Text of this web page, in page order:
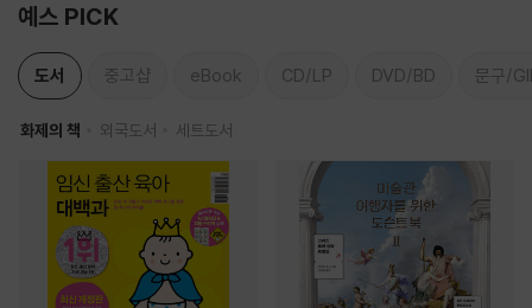
예스 PICK
도서 중고샵 eBook CD/LP DVD/BD 문구/
화제의 책 외국도서 세트도서